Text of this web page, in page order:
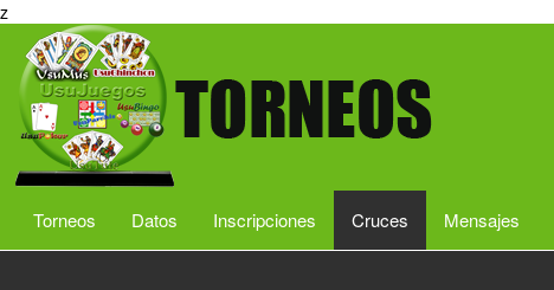
z
Torneos Datos Inscripciones Cruces Mensajes